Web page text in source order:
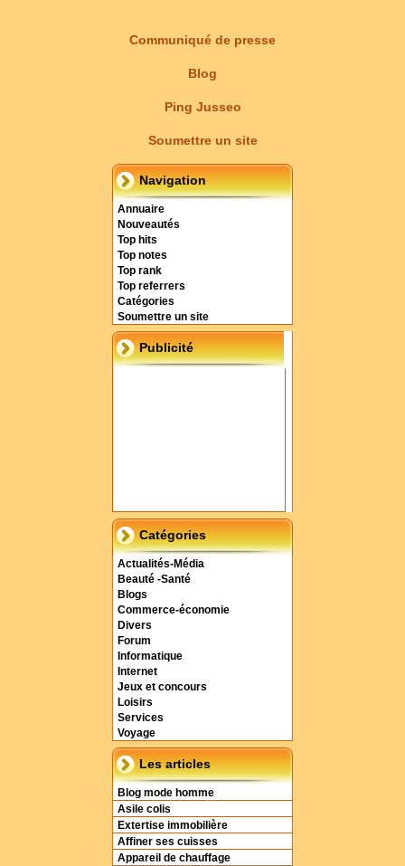
Communiqué de presse
Blog
Ping Jusseo
Soumettre un site
Navigation
Annuaire
Nouveautés
Top hits
Top notes
Top rank
Top referrers
Catégories
Soumettre un site
Publicité
Catégories
Actualités-Média
Beauté -Santé
Blogs
Commerce-économie
Divers
Forum
Informatique
Internet
Jeux et concours
Loisirs
Services
Voyage
Les articles
Blog mode homme
Asile colis
Extertise immobilière
Affiner ses cuisses
Appareil de chauffage